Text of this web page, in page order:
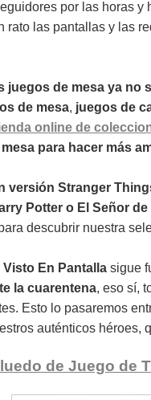
por las horas
rato las pantallas y las
juegos de mesa ya no
de mesa, juegos de
online de
para hacer más
versión Stranger
Potter o El Señor
descubrir nuestra
En Pantalla sigue
la cuarentena, eso sí,
Esto lo pasaremos
auténticos héroes,
de Juego de